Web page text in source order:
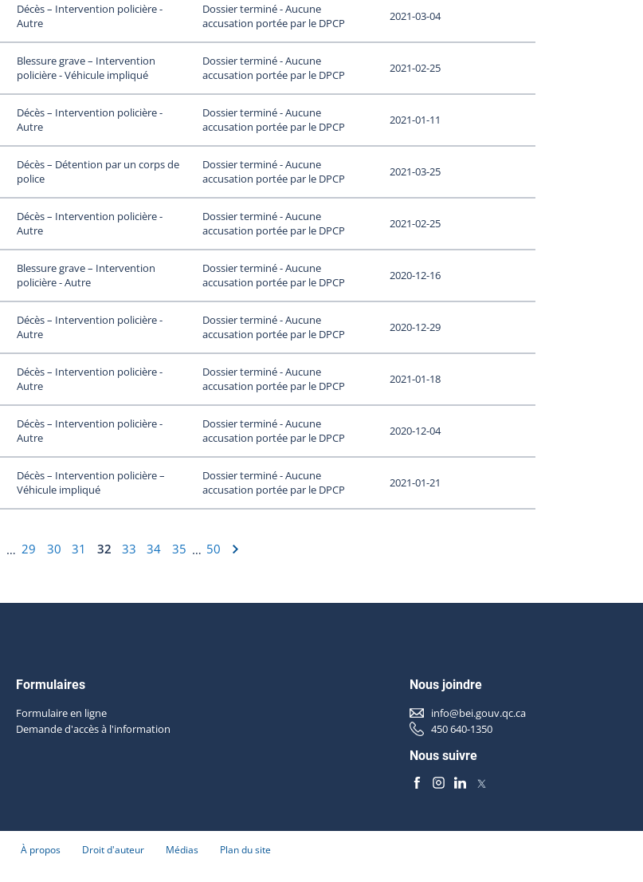
Décès – Intervention policière -
Autre
Dossier terminé - Aucune
accusation portée par le DPCP
2021-03-04
Blessure grave – Intervention
policière - Véhicule impliqué
Dossier terminé - Aucune
accusation portée par le DPCP
2021-02-25
Décès – Intervention policière -
Autre
Dossier terminé - Aucune
accusation portée par le DPCP
2021-01-11
Décès – Détention par un corps de
police
Dossier terminé - Aucune
accusation portée par le DPCP
2021-03-25
Décès – Intervention policière -
Autre
Dossier terminé - Aucune
accusation portée par le DPCP
2021-02-25
Blessure grave – Intervention
policière - Autre
Dossier terminé - Aucune
accusation portée par le DPCP
2020-12-16
Décès – Intervention policière -
Autre
Dossier terminé - Aucune
accusation portée par le DPCP
2020-12-29
Décès – Intervention policière -
Autre
Dossier terminé - Aucune
accusation portée par le DPCP
2021-01-18
Décès – Intervention policière -
Autre
Dossier terminé - Aucune
accusation portée par le DPCP
2020-12-04
Décès – Intervention policière –
Véhicule impliqué
Dossier terminé - Aucune
accusation portée par le DPCP
2021-01-21
… 29 30 31 32 33 34 35 … 50
Formulaires
Formulaire en ligne
Demande d'accès à l'information
Nous joindre
info@bei.gouv.qc.ca
450 640-1350
Nous suivre
À propos Droit d'auteur Médias Plan du site